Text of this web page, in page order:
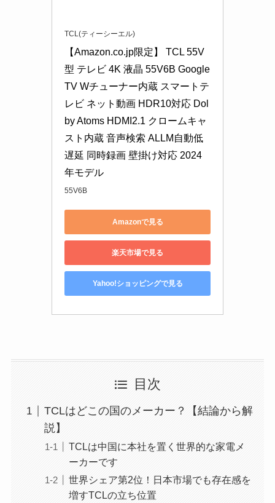
TCL(ティーシーエル)
【Amazon.co.jp限定】 TCL 55V
型 テレビ 4K 液晶 55V6B Google
TV Wチューナー内蔵 スマートテ
レビ ネット動画 HDR10対応 Dol
by Atoms HDMI2.1 クロームキャ
スト内蔵 音声検索 ALLM自動低
遅延 同時録画 壁掛け対応 2024
年モデル
55V6B
Amazonで見る
楽天市場で見る
Yahoo!ショッピングで見る
目次
TCLはどこの国のメーカー？【結論から解
説】
TCLは中国に本社を置く世界的な家電メ
ーカーです
世界シェア第2位！日本市場でも存在感を
増すTCLの立ち位置